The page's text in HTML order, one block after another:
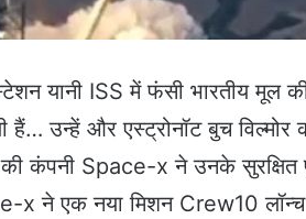
यानी ISS में फंसी भारतीय मूल की
हैं… उन्हें और एस्ट्रोनॉट बुच
कंपनी Space-x ने उनके सुरक्षित
x ने एक नया मिशन Crew10